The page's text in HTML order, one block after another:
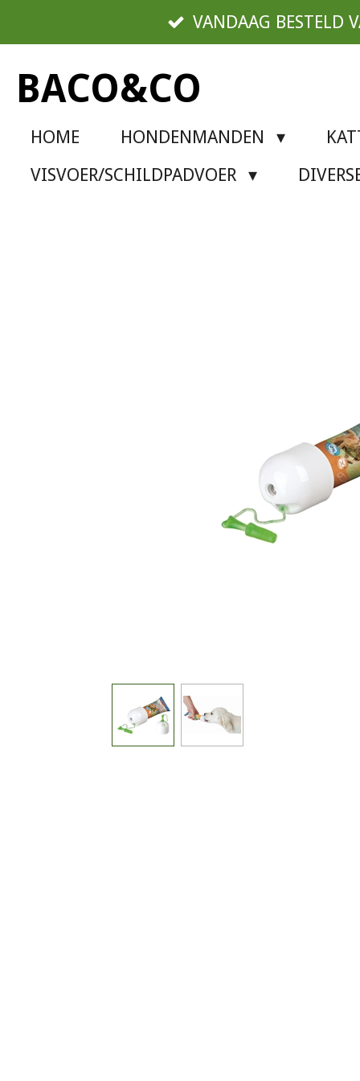
direct
naar
de
hoofdinhoud
VANDAAG BESTELD
BACO&CO
HOME HONDENMANDEN
VISVOER/SCHILDPADVOER